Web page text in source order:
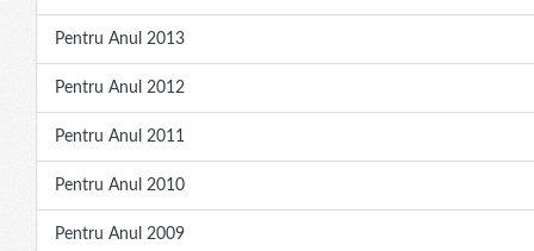
Pentru Anul 2013
Pentru Anul 2012
Pentru Anul 2011
Pentru Anul 2010
Pentru Anul 2009